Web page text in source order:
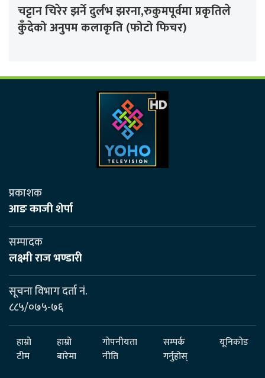
चट्टान चिरेर झर्ने दुर्लभ झरना,रुकुमपूर्वमा प्रकृतिले
कुँदेको अनुपम कलाकृति (फोटो फिचर)
प्रकाशक
आङ काजी शेर्पा
सम्पादक
लक्ष्मी राज भण्डारी
सूचना विभाग दर्ता नं.
८८५/०७५-७६
हाम्रो
टीम
हाम्रो
बारेमा
गोपनीयता
नीति
सम्पर्क
गर्नुहोस्
यूनिकोड